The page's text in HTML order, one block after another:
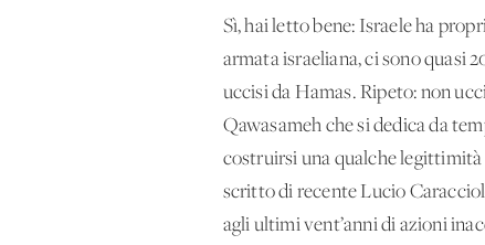
Sì, hai letto bene: Israele ha
armata israeliana, ci sono quasi
uccisi da Hamas. Ripeto: non
Qawasameh che si dedica da
costruirsi una qualche legittimità
scritto di recente Lucio
agli ultimi vent’anni di azioni